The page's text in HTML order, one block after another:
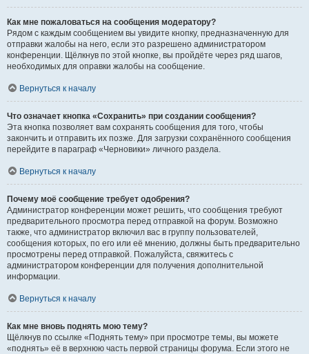
Как мне пожаловаться на сообщения модератору?
Рядом с каждым сообщением вы увидите кнопку, предназначенную для
отправки жалобы на него, если это разрешено администратором
конференции. Щёлкнув по этой кнопке, вы пройдёте через ряд шагов,
необходимых для оправки жалобы на сообщение.
Вернуться к началу
Что означает кнопка «Сохранить» при создании сообщения?
Эта кнопка позволяет вам сохранять сообщения для того, чтобы
закончить и отправить их позже. Для загрузки сохранённого сообщения
перейдите в параграф «Черновики» личного раздела.
Вернуться к началу
Почему моё сообщение требует одобрения?
Администратор конференции может решить, что сообщения требуют
предварительного просмотра перед отправкой на форум. Возможно
также, что администратор включил вас в группу пользователей,
сообщения которых, по его или её мнению, должны быть предварительно
просмотрены перед отправкой. Пожалуйста, свяжитесь с
администратором конференции для получения дополнительной
информации.
Вернуться к началу
Как мне вновь поднять мою тему?
Щёлкнув по ссылке «Поднять тему» при просмотре темы, вы можете
«поднять» её в верхнюю часть первой страницы форума. Если этого не